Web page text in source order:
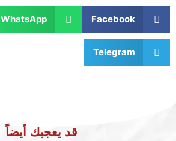
Facebook
WhatsApp
Telegram
قد يعجبك أيضاً